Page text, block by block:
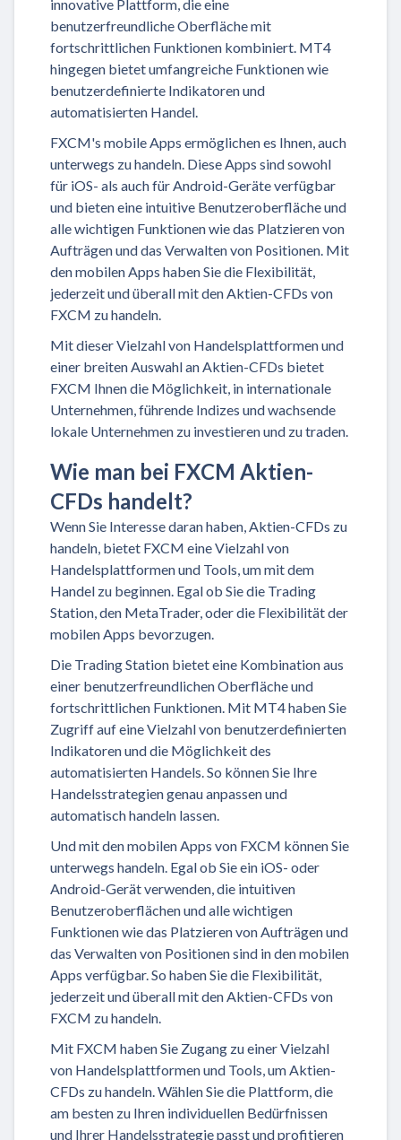
innovative Plattform, die eine
benutzerfreundliche Oberfläche mit
fortschrittlichen Funktionen kombiniert. MT4
hingegen bietet umfangreiche Funktionen wie
benutzerdefinierte Indikatoren und
automatisierten Handel.
FXCM's mobile Apps ermöglichen es Ihnen, auch
unterwegs zu handeln. Diese Apps sind sowohl
für iOS- als auch für Android-Geräte verfügbar
und bieten eine intuitive Benutzeroberfläche und
alle wichtigen Funktionen wie das Platzieren von
Aufträgen und das Verwalten von Positionen. Mit
den mobilen Apps haben Sie die Flexibilität,
jederzeit und überall mit den Aktien-CFDs von
FXCM zu handeln.
Mit dieser Vielzahl von Handelsplattformen und
einer breiten Auswahl an Aktien-CFDs bietet
FXCM Ihnen die Möglichkeit, in internationale
Unternehmen, führende Indizes und wachsende
lokale Unternehmen zu investieren und zu traden.
Wie man bei FXCM Aktien-
CFDs handelt?
Wenn Sie Interesse daran haben, Aktien-CFDs zu
handeln, bietet FXCM eine Vielzahl von
Handelsplattformen und Tools, um mit dem
Handel zu beginnen. Egal ob Sie die Trading
Station, den MetaTrader, oder die Flexibilität der
mobilen Apps bevorzugen.
Die Trading Station bietet eine Kombination aus
einer benutzerfreundlichen Oberfläche und
fortschrittlichen Funktionen. Mit MT4 haben Sie
Zugriff auf eine Vielzahl von benutzerdefinierten
Indikatoren und die Möglichkeit des
automatisierten Handels. So können Sie Ihre
Handelsstrategien genau anpassen und
automatisch handeln lassen.
Und mit den mobilen Apps von FXCM können Sie
unterwegs handeln. Egal ob Sie ein iOS- oder
Android-Gerät verwenden, die intuitiven
Benutzeroberflächen und alle wichtigen
Funktionen wie das Platzieren von Aufträgen und
das Verwalten von Positionen sind in den mobilen
Apps verfügbar. So haben Sie die Flexibilität,
jederzeit und überall mit den Aktien-CFDs von
FXCM zu handeln.
Mit FXCM haben Sie Zugang zu einer Vielzahl
von Handelsplattformen und Tools, um Aktien-
CFDs zu handeln. Wählen Sie die Plattform, die
am besten zu Ihren individuellen Bedürfnissen
und Ihrer Handelsstrategie passt und profitieren